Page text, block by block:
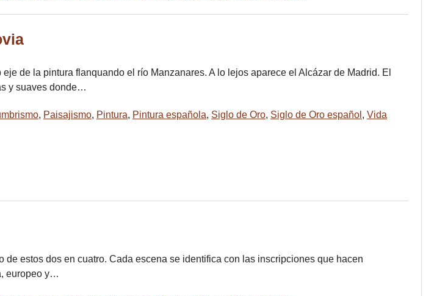
de la pintura flanquando el río Manzanares. A lo lejos aparece el Alcázar de Madrid. El
y suaves donde…
, Paisajismo, Pintura, Pintura española, Siglo de Oro, Siglo de Oro español , Vida
estos dos en cuatro. Cada escena se identifica con las inscripciones que hacen
europeo y…